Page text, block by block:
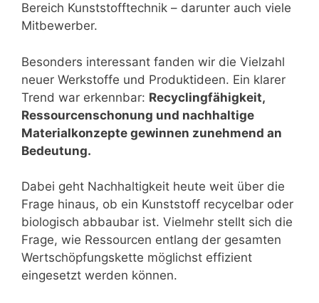
Bereich Kunststofftechnik – darunter auch viele
Mitbewerber.
Besonders interessant fanden wir die Vielzahl
neuer Werkstoffe und Produktideen. Ein klarer
Trend war erkennbar: Recyclingfähigkeit,
Ressourcenschonung und nachhaltige
Materialkonzepte gewinnen zunehmend an
Bedeutung.
Dabei geht Nachhaltigkeit heute weit über die
Frage hinaus, ob ein Kunststoff recycelbar oder
biologisch abbaubar ist. Vielmehr stellt sich die
Frage, wie Ressourcen entlang der gesamten
Wertschöpfungskette möglichst effizient
eingesetzt werden können.